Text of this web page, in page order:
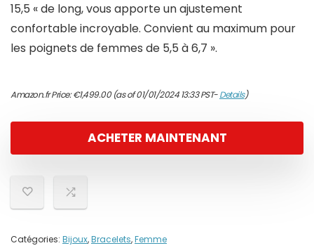
15,5 « de long, vous apporte un ajustement
confortable incroyable. Convient au maximum pour
les poignets de femmes de 5,5 à 6,7 ».
Amazon.fr Price:€1,499.00(as of 01/01/2024 13:33 PST-Details)
ACHETER MAINTENANT
Catégories: Bijoux,Bracelets,Femme